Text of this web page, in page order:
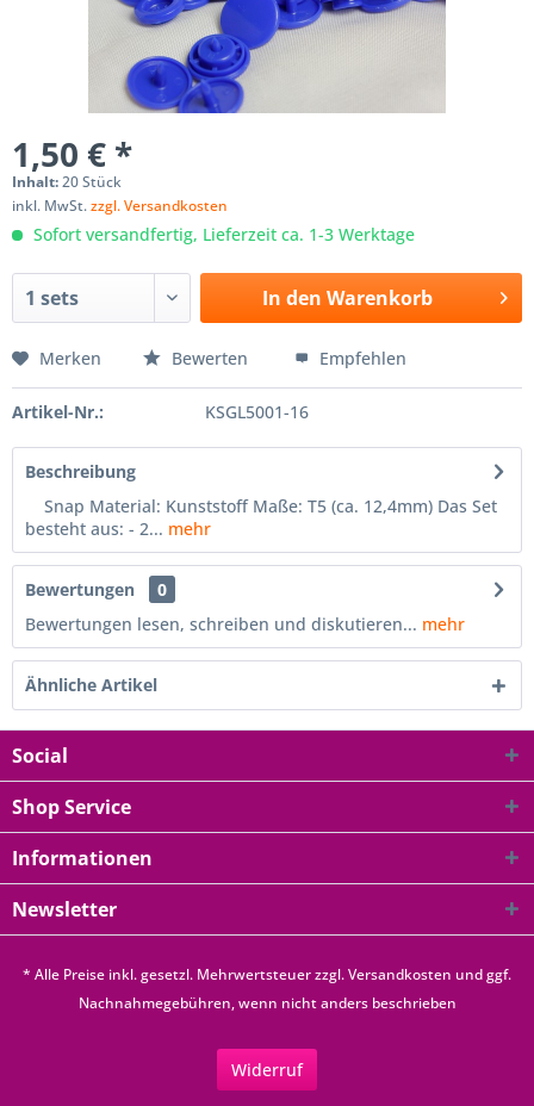
1,50 € *
Inhalt:20 Stück
inkl. MwSt.zzgl. Versandkosten
Sofort versandfertig, Lieferzeit ca. 1-3 Werktage
In den Warenkorb
Merken Bewerten Empfehlen
Artikel-Nr.: KSGL5001-16
Beschreibung
Snap Material: Kunststoff Maße: T5 (ca. 12,4mm) Das Set
besteht aus: - 2... mehr
Bewertungen
0
Bewertungen lesen, schreiben und diskutieren... mehr
Ähnliche Artikel
Social
Shop Service
Informationen
Newsletter
* Alle Preise inkl. gesetzl. Mehrwertsteuer zzgl.Versandkosten und ggf.
Nachnahmegebühren, wenn nicht anders beschrieben
Widerruf